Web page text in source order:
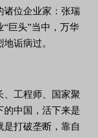
位企业家：张瑞
巨头”当中，万华
诟病过。
、工程师、国家聚
的中国，活下来是
是打破垄断，靠自